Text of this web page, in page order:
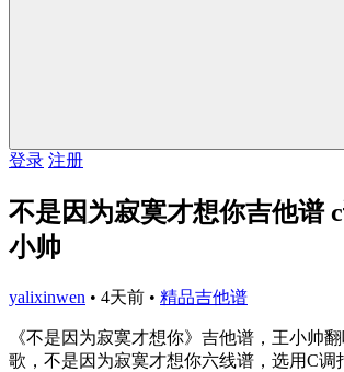
登录 注册
不是因为寂寞才想你吉他谱
小帅
yalixinwen • 4天前 • 精品吉他谱
《不是因为寂寞才想你》吉他谱，王小帅
歌，不是因为寂寞才想你六线谱，选用C调